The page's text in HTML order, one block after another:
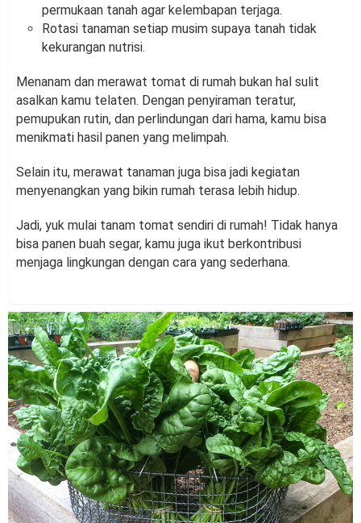
permukaan tanah agar kelembapan terjaga.
Rotasi tanaman setiap musim supaya tanah tidak
kekurangan nutrisi.
Menanam dan merawat tomat di rumah bukan hal sulit
asalkan kamu telaten. Dengan penyiraman teratur,
pemupukan rutin, dan perlindungan dari hama, kamu bisa
menikmati hasil panen yang melimpah.
Selain itu, merawat tanaman juga bisa jadi kegiatan
menyenangkan yang bikin rumah terasa lebih hidup.
Jadi, yuk mulai tanam tomat sendiri di rumah! Tidak hanya
bisa panen buah segar, kamu juga ikut berkontribusi
menjaga lingkungan dengan cara yang sederhana.